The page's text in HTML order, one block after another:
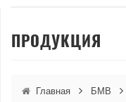
ПРОДУКЦИЯ
Главная БМВ